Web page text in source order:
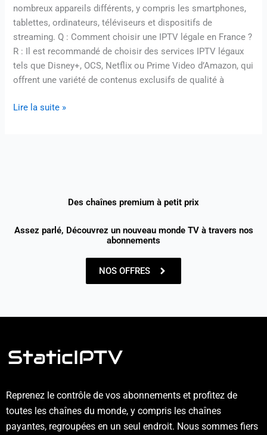
nombreux appareils différents, y compris les smartphones,
tablettes, ordinateurs, téléviseurs et dispositifs de
streaming. Q : Comment choisir une IPTV légale en France ?
R : Il est recommandé de choisir des services IPTV légaux
tels que Disney+, OCS, Netflix ou Prime Video d’Amazon, qui
offrent une variété de contenus exclusifs de qualité à
Lire la suite »
Des chaînes premium à petit prix
Assez parlé, Découvrez un nouveau monde TV à travers nos
abonnements
NOS OFFRES
Reprenez le contrôle de vos abonnements et profitez de
toutes les chaînes du monde, y compris les chaînes
payantes, regroupées en un seul endroit. Nous sommes fiers